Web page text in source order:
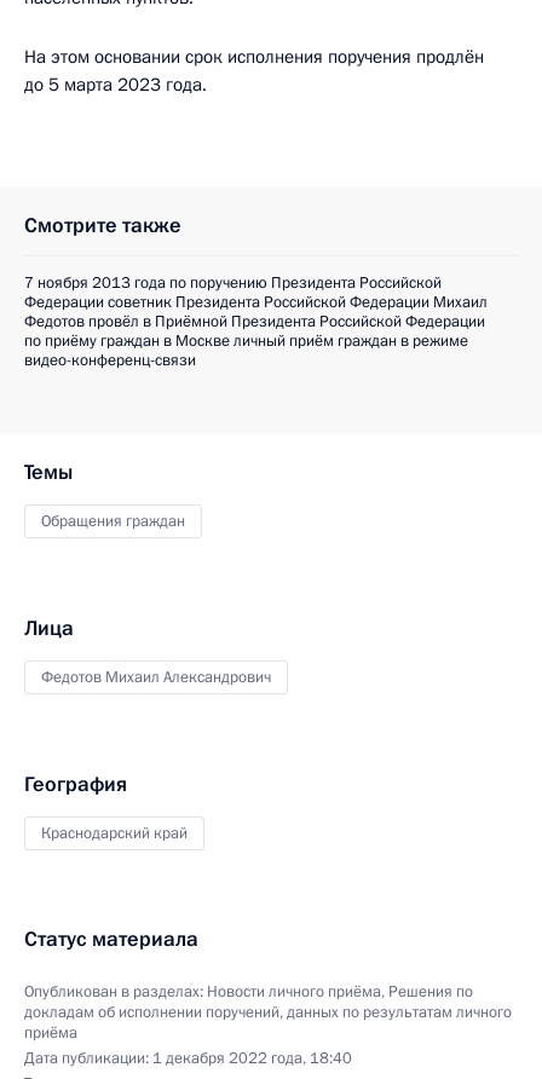
На этом основании срок исполнения поручения продлён
до 5 марта 2023 года.
Смотрите также
7 ноября 2013 года по поручению Президента Российской
Федерации советник Президента Российской Федерации Михаил
Федотов провёл в Приёмной Президента Российской Федерации
по приёму граждан в Москве личный приём граждан в режиме
видео-конференц-связи
Темы
Обращения граждан
Лица
Федотов Михаил Александрович
География
Краснодарский край
Статус материала
Опубликован в разделах: Новости личного приёма, Решения по
докладам об исполнении поручений, данных по результатам личного
приёма
Дата публикации: 1 декабря 2022 года, 18:40